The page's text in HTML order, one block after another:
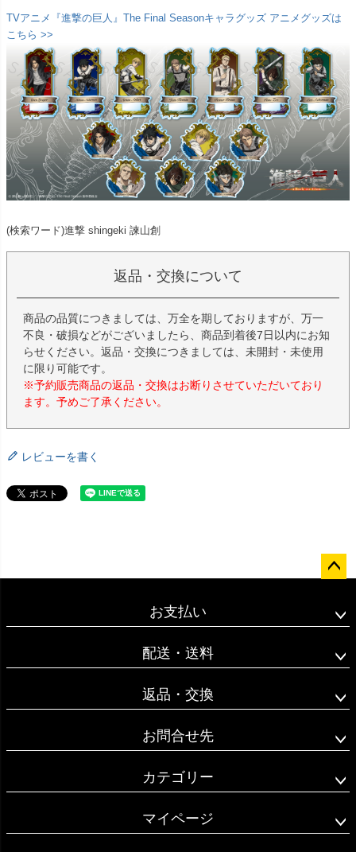
TVアニメ『進撃の巨人』The Final Seasonキャラグッズ アニメグッズは
こちら >>
(検索ワード)進撃 shingeki 諫山創
返品・交換について
商品の品質につきましては、万全を期しておりますが、万一
不良・破損などがございましたら、商品到着後7日以内にお知
らせください。返品・交換につきましては、未開封・未使用
に限り可能です。
※予約販売商品の返品・交換はお断りさせていただいており
ます。予めご了承ください。
レビューを書く
ップ
お支払い
配送・送料
返品・交換
お問合せ先
カテゴリー
マイページ